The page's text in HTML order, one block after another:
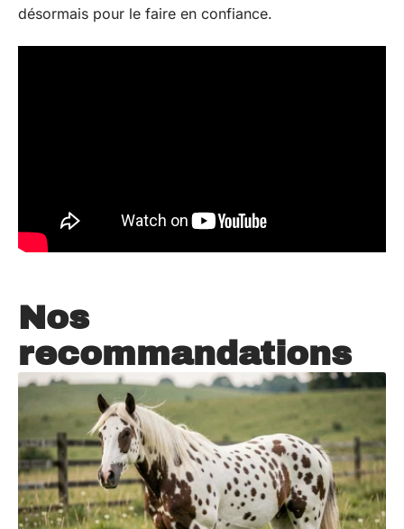
désormais pour le faire en confiance.
Nos
recommandations